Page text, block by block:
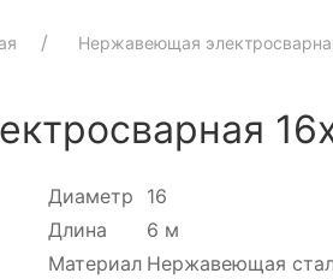
Нержавеющая
Диаметр
16
Длина
6 м
Материал Нержавеющая